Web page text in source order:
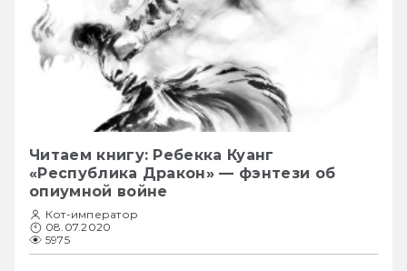
Читаем книгу: Ребекка Куанг
«Республика Дракон» — фэнтези об
опиумной войне
Кот-император
08.07.2020
5975